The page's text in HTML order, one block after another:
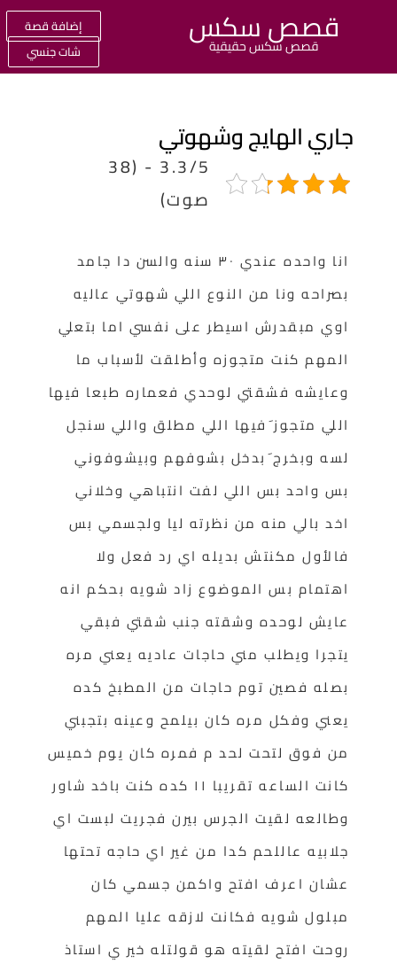
قصص سكس
قصص سكس حقيقية
إضافة قصة
شات جنسي
الهايج وشهوتي
3.3/5 - (38
صوت)
انا واحده عندي ٣٠ سنه والسن دا جامد
بصراحه ونا من النوع اللي شهوتي عاليه
اوي مبقدرش اسيطر على نفسي اما بتعلي
المهم كنت متجوزه وأطلقت لأسباب ما
وعايشه فشقتي لوحدي فعماره طبعا فيها
اللي متجوز َفيها اللي مطلق واللي سنجل
لسه وبخرج َبدخل بشوفهم وبيشوفوني
بس واحد بس اللي لفت انتباهي وخلاني
اخد بالي منه من نظرته ليا ولجسمي بس
فالأول مكنتش بديله اي رد فعل ولا
اهتمام بس الموضوع زاد شويه بحكم انه
عايش لوحده وشقته جنب شقتي فبقي
يتجرا ويطلب مني حاجات عاديه يعني مره
بصله فصين توم حاجات من المطبخ كده
يعني وفكل مره كان بيلمح وعينه بتجبني
من فوق لتحت لحد م فمره كان يوم خميس
كانت الساعه تقريبا ١١ كده كنت باخد شاور
وطالعه لقيت الجرس بيرن فجريت لبست اي
جلابيه عاللحم كدا من غير اي حاجه تحتها
عشان اعرف افتح واكمن جسمي كان
مبلول شويه فكانت لازقه عليا المهم
روحت افتح لقيته هو قولتله خير ي استاذ